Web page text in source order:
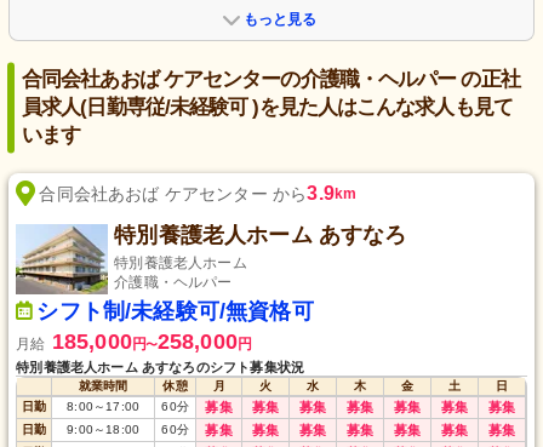
もっと見る
合同会社あおば ケアセンターの介護職・ヘルパー の正社
員求人(日勤専従/未経験可 )を見た人はこんな求人も見て
います
合同会社あおば ケアセンター から3.9km
特別養護老人ホーム あすなろ
特別養護老人ホーム
介護職・ヘルパー
シフト制/未経験可/無資格可
月給 185,000円〜258,000円
特別養護老人ホーム あすなろのシフト募集状況
就業時間 休憩 月 火 水 木 金 土
日
日勤
8:00～17:00 60分 募集 募集 募集 募集 募集 募集 募集
日勤 9:00～18:00 60分 募集 募集 募集 募集 募集 募集 募集